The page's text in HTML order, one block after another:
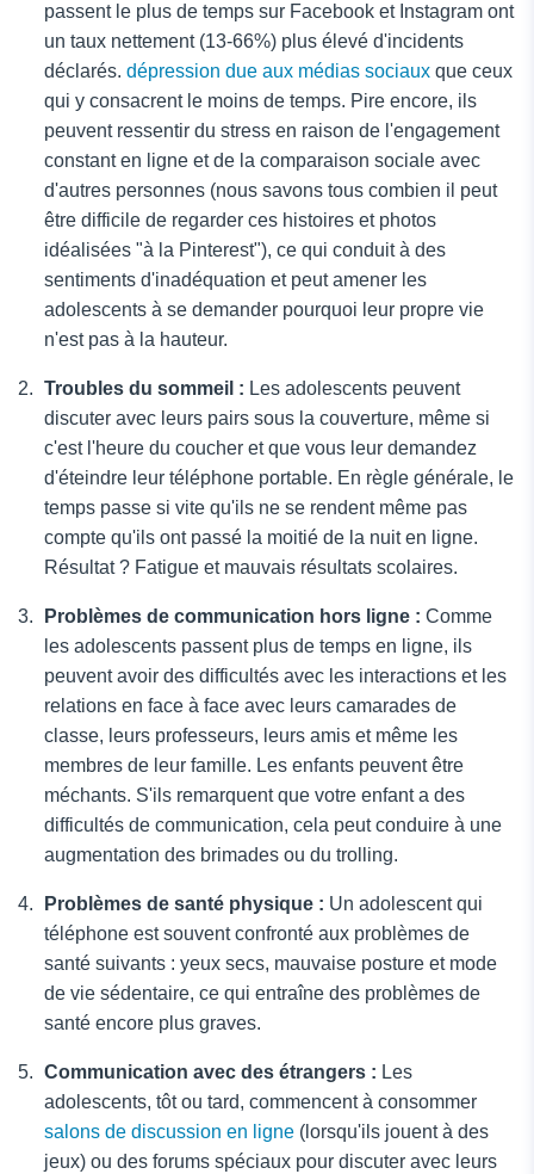
passent le plus de temps sur Facebook et Instagram ont
un taux nettement (13-66%) plus élevé d'incidents
déclarés. dépression due aux médias sociaux que ceux
qui y consacrent le moins de temps. Pire encore, ils
peuvent ressentir du stress en raison de l'engagement
constant en ligne et de la comparaison sociale avec
d'autres personnes (nous savons tous combien il peut
être difficile de regarder ces histoires et photos
idéalisées "à la Pinterest"), ce qui conduit à des
sentiments d'inadéquation et peut amener les
adolescents à se demander pourquoi leur propre vie
n'est pas à la hauteur.
Troubles du sommeil : Les adolescents peuvent
discuter avec leurs pairs sous la couverture, même si
c'est l'heure du coucher et que vous leur demandez
d'éteindre leur téléphone portable. En règle générale, le
temps passe si vite qu'ils ne se rendent même pas
compte qu'ils ont passé la moitié de la nuit en ligne.
Résultat ? Fatigue et mauvais résultats scolaires.
Problèmes de communication hors ligne : Comme
les adolescents passent plus de temps en ligne, ils
peuvent avoir des difficultés avec les interactions et les
relations en face à face avec leurs camarades de
classe, leurs professeurs, leurs amis et même les
membres de leur famille. Les enfants peuvent être
méchants. S'ils remarquent que votre enfant a des
difficultés de communication, cela peut conduire à une
augmentation des brimades ou du trolling.
Problèmes de santé physique : Un adolescent qui
téléphone est souvent confronté aux problèmes de
santé suivants : yeux secs, mauvaise posture et mode
de vie sédentaire, ce qui entraîne des problèmes de
santé encore plus graves.
Communication avec des étrangers : Les
adolescents, tôt ou tard, commencent à consommer
salons de discussion en ligne (lorsqu'ils jouent à des
jeux) ou des forums spéciaux pour discuter avec leurs